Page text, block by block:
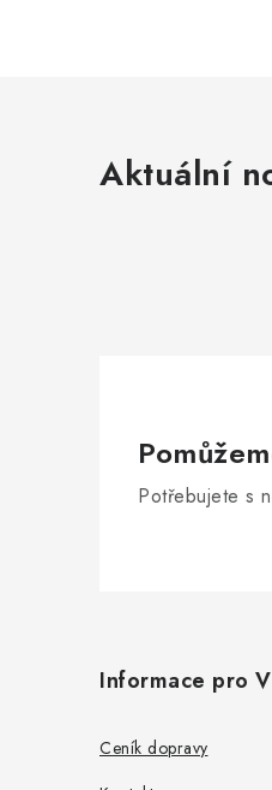
Aktuální
Potřebujete s
Informace pro
Ceník dopravy